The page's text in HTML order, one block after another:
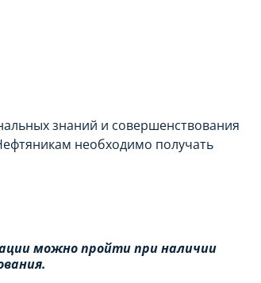
знаний и совершенствования
необходимо получать
можно пройти при наличии